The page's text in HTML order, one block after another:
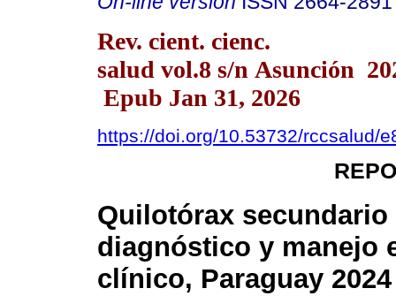
Rev. cient. cienc.
salud vol.8 s/n Asunción
Epub Jan 31, 2026
https://doi.org/10.53732/rccsalud/
Quilotórax
diagnóstico y manejo
clínico, Paraguay 2024